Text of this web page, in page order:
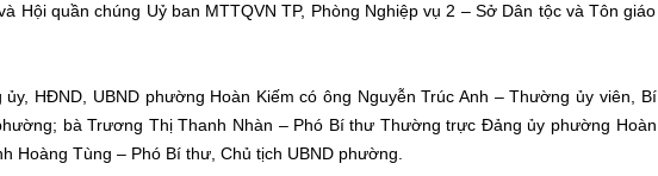
Hội quần chúng Uỷ ban MTTQVN TP, Phòng Nghiệp vụ 2 – Sở Dân tộc và Tôn giáo
HĐND, UBND phường Hoàn Kiếm có ông Nguyễn Trúc Anh – Thường ủy viên, Bí
bà Trương Thị Thanh Nhàn – Phó Bí thư Thường trực Đảng ủy phường Hoàn
Hoàng Tùng – Phó Bí thư, Chủ tịch UBND phường.